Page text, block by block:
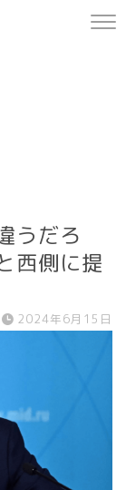
うだろ
西側に提
2024年6月15日